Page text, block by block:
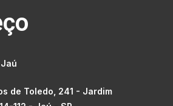
de Toledo, 241 - Jardim